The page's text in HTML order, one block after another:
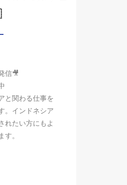
信🎥
と関わる仕事を
。インドネシア
れたい方にもよ
す。